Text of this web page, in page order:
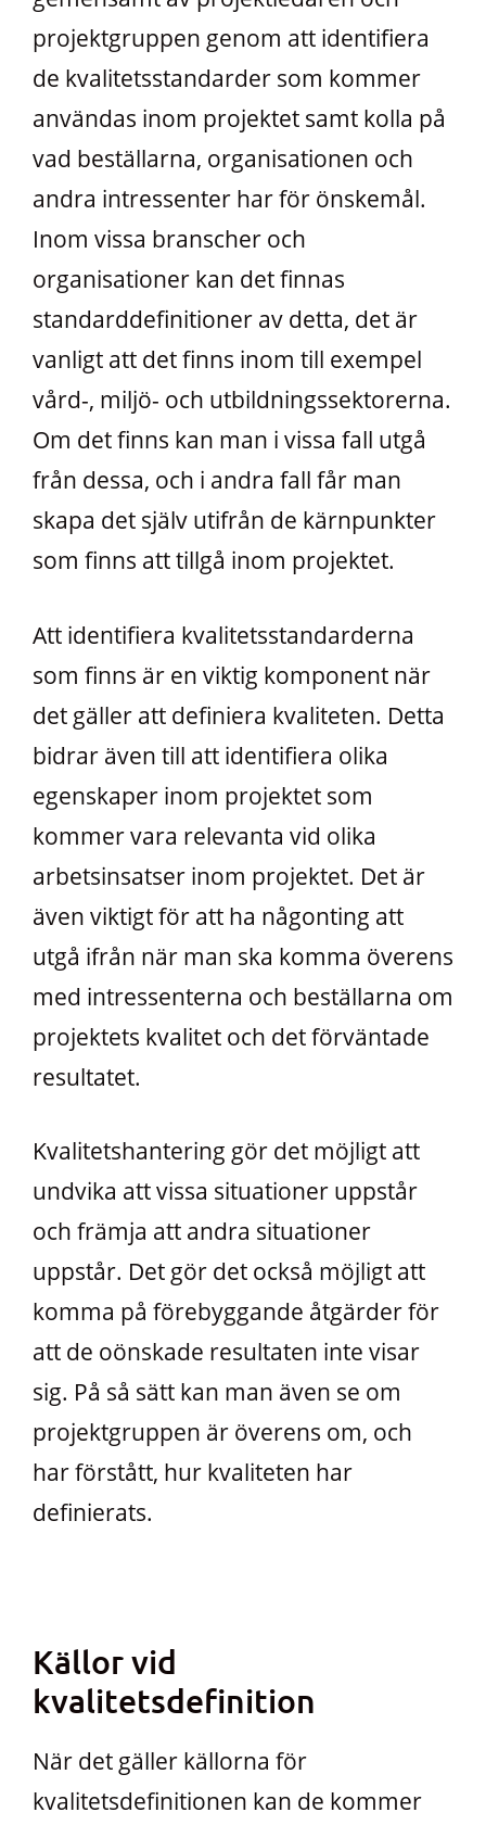
projektgruppen genom att identifiera
de kvalitetsstandarder som kommer
användas inom projektet samt kolla på
vad beställarna, organisationen och
andra intressenter har för önskemål.
Inom vissa branscher och
organisationer kan det finnas
standarddefinitioner av detta, det är
vanligt att det finns inom till exempel
vård-, miljö- och utbildningssektorerna.
Om det finns kan man i vissa fall utgå
från dessa, och i andra fall får man
skapa det själv utifrån de kärnpunkter
som finns att tillgå inom projektet.
Att identifiera kvalitetsstandarderna
som finns är en viktig komponent när
det gäller att definiera kvaliteten. Detta
bidrar även till att identifiera olika
egenskaper inom projektet som
kommer vara relevanta vid olika
arbetsinsatser inom projektet. Det är
även viktigt för att ha någonting att
utgå ifrån när man ska komma överens
med intressenterna och beställarna om
projektets kvalitet och det förväntade
resultatet.
Kvalitetshantering gör det möjligt att
undvika att vissa situationer uppstår
och främja att andra situationer
uppstår. Det gör det också möjligt att
komma på förebyggande åtgärder för
att de oönskade resultaten inte visar
sig. På så sätt kan man även se om
projektgruppen är överens om, och
har förstått, hur kvaliteten har
definierats.
Källor vid
kvalitetsdefinition
När det gäller källorna för
kvalitetsdefinitionen kan de kommer